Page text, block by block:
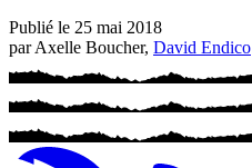
Publié le 25 mai 2018
par Axelle Boucher, David Endico